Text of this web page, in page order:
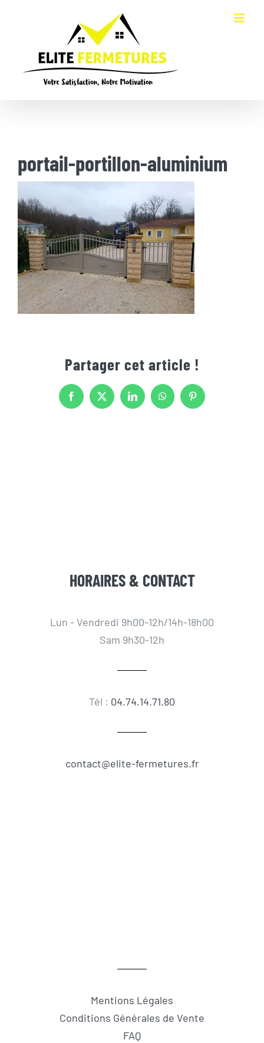
portail-portillon-aluminium
Partager cet article !
Facebook
X LinkedInWhatsAppPinterest
HORAIRES & CONTACT
Lun - Vendredi 9h00-12h/14h-18h00
Sam 9h30-12h
Tél : 04.74.14.71.80
contact@elite-fermetures.fr
Mentions Légales
Conditions Générales de Vente
FAQ